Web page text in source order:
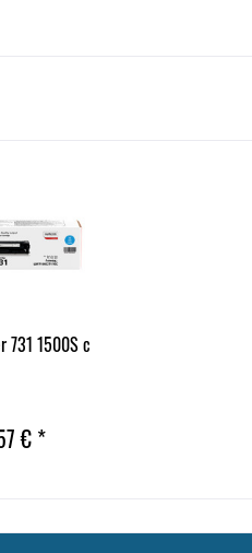
731 1500S c
€ *